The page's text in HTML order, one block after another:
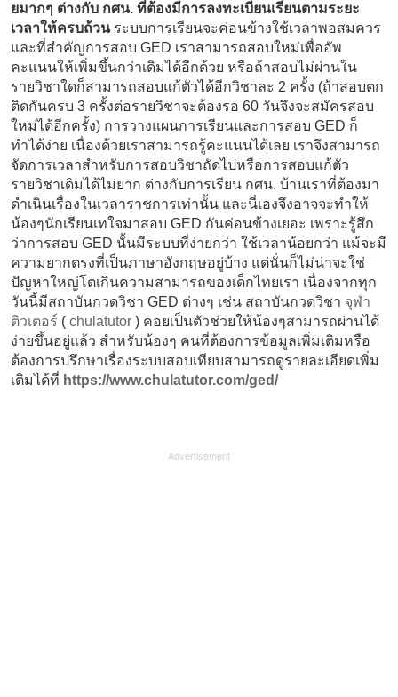
ยมากๆ ต่างกับ กศน. ที่ต้องมีการลงทะเบียนเรียนตามระยะ
เวลาให้ครบถ้วนระบบการเรียนจะค่อนข้างใช้เวลาพอสมควร
และที่สำคัญการสอบ GED เราสามารถสอบใหม่เพื่ออัพ
คะแนนให้เพิ่มขึ้นกว่าเดิมได้อีกด้วย หรือถ้าสอบไม่ผ่านใน
รายวิชาใดก็สามารถสอบแก้ตัวได้อีกวิชาละ 2 ครั้ง (ถ้าสอบตก
ติดกันครบ 3 ครั้งต่อรายวิชาจะต้องรอ 60 วันจึงจะสมัครสอบ
ใหม่ได้อีกครั้ง) การวางแผนการเรียนและการสอบ GED ก็
ทำได้ง่าย เนื่องด้วยเราสามารถรู้คะแนนได้เลย เราจึงสามารถ
จัดการเวลาสำหรับการสอบวิชาถัดไปหรือการสอบแก้ตัว
รายวิชาเดิมได้ไม่ยาก ต่างกับการเรียน กศน. บ้านเราที่ต้องมา
ดำเนินเรื่องในเวลาราชการเท่านั้น และนี่เองจึงอาจจะทำให้
น้องๆนักเรียนเทใจมาสอบ GED กันค่อนข้างเยอะ เพราะรู้สึก
ว่าการสอบ GED นั้นมีระบบที่ง่ายกว่า ใช้เวลาน้อยกว่า แม้จะมี
ความยากตรงที่เป็นภาษาอังกฤษอยู่บ้าง แต่นั่นก็ไม่น่าจะใช่
ปัญหาใหญ่โตเกินความสามารถของเด็กไทยเรา เนื่องจากทุก
วันนี้มีสถาบันกวดวิชา GED ต่างๆ เช่น สถาบันกวดวิชา จุฬา
ติวเตอร์ ( chulatutor ) คอยเป็นตัวช่วยให้น้องๆสามารถผ่านได้
ง่ายขึ้นอยู่แล้ว สำหรับน้องๆ คนที่ต้องการข้อมูลเพิ่มเติมหรือ
ต้องการปรึกษาเรื่องระบบสอบเทียบสามารถดูรายละเอียดเพิ่ม
เติมได้ที่ https://www.chulatutor.com/ged/
Advertisement